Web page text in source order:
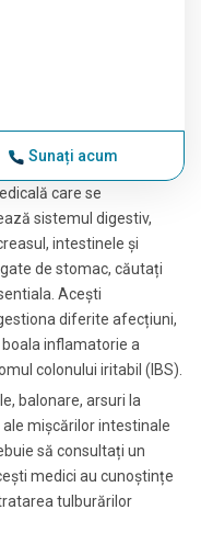
Sunați acum
care se
sistemul digestiv,
intestinele și
de stomac, căutați
Acești
diferite afecțiuni,
inflamatorie a
colonului iritabil (IBS).
balonare, arsuri la
mișcărilor intestinale
să consultați un
medici au cunoștințe
tulburărilor